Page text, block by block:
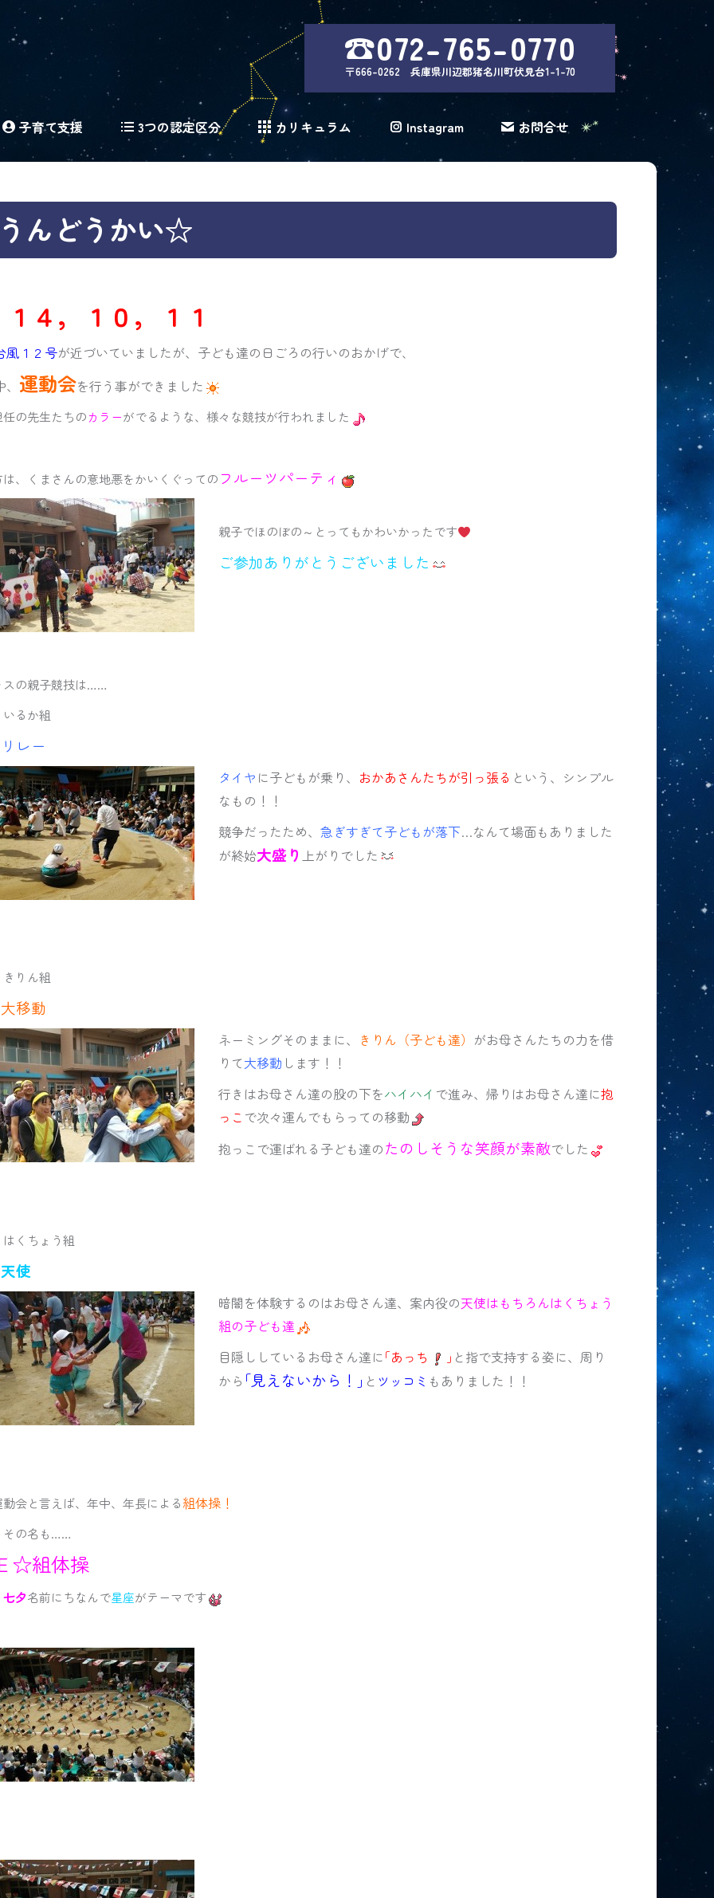
☎072-765-0770
〒666-0262 兵庫県川辺郡猪名川町伏見台1-1-70
子育て支援 3つの認定区分 カリキュラム Instagram お問合せ
んどうかい☆
４，１０，１１
風１２号が近づいていましたが、子ども達の日ごろの行いのおかげで、
運動会を行う事ができました
の先生たちのカラーがでるような、様々な競技が行われました
、くまさんの意地悪をかいくぐっての フルーツパーティ
親子でほのぼの～とってもかわいかったです
ご参加ありがとうございました
スの親子競技は……
るか組
レー
タイヤ に子どもが乗り、 おかあさんたちが引っ張る という、シンプル
なもの！！
競争だったため、 急ぎすぎて子どもが落下…なんて場面もありました
が終始大盛り 上がりでした
りん組
移動
ネーミングそのままに、 きりん（子ども達） がお母さんたちの力を借
りて大移動 します！！
行きはお母さん達の股の下をハイハイ で進み、帰りはお母さん達に抱
っこ で次々運んでもらっての移動
抱っこで運ばれる子ども達のたのしそうな笑顔が素敵でした
くちょう組
使
暗闇を体験するのはお母さん達、案内役の天使はもちろんはくちょう
組の子ども達
目隠ししているお母さん達に｢あっち ｣ と指で支持する姿に、周り
から ｢見えないから！｣ と ツッコミ もありました！！
会と言えば、年中、年長による組体操！
その名も……
☆組体操
七夕名前にちなんで星座がテーマです